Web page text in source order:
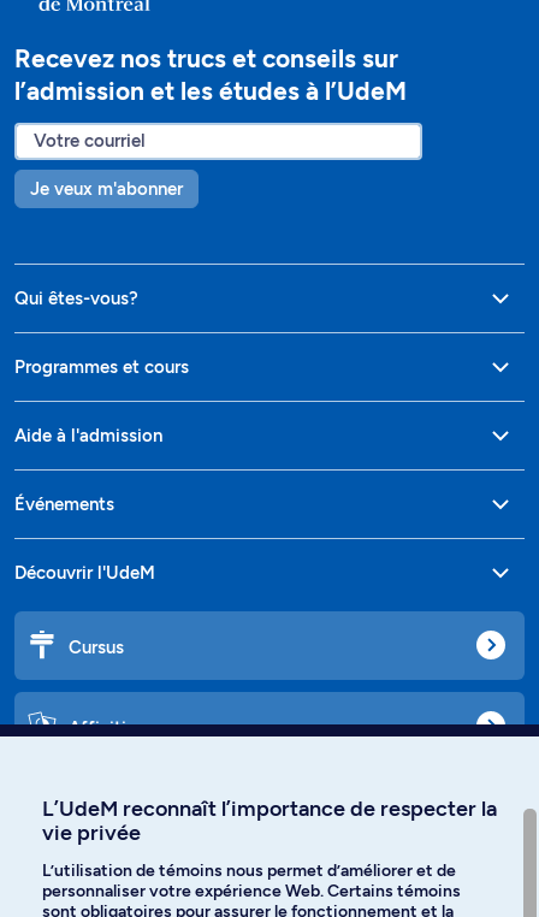
Recevez nos trucs et conseils sur
l’admission et les études à l’UdeM
Je veux m'abonner
Qui êtes-vous?
Programmes et cours
Aide à l'admission
Événements
Découvrir l'UdeM
Cursus
Affiniti
Langues
Facebook Instagram
L’UdeM reconnaît l’importance de respecter la
vie privée
L’utilisation de témoins nous permet d’améliorer et de
personnaliser votre expérience Web. Certains témoins
sont obligatoires pour assurer le fonctionnement et la